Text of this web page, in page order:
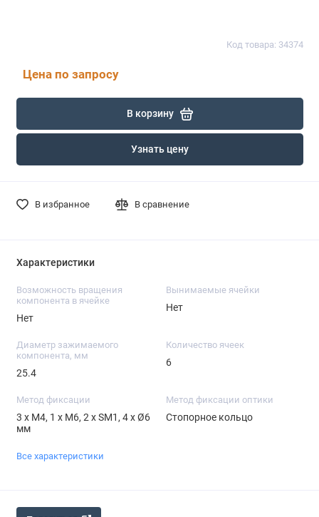
Код товара: 34374
Цена по запросу
В корзину
Узнать цену
В избранное В сравнение
Характеристики
Возможность вращения
компонента в ячейке
Нет
Вынимаемые ячейки
Нет
Диаметр зажимаемого
компонента, мм
25.4
Количество ячеек
6
Метод фиксации
3 х М4, 1 х М6, 2 х SM1, 4 х Ø6
мм
Метод фиксации оптики
Стопорное кольцо
Все характеристики